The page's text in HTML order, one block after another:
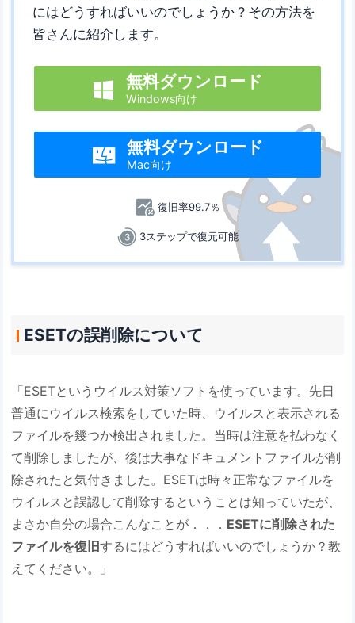
にはどうすればいいのでしょうか？その方法を
皆さんに紹介します。
 無料ダウンロード
Windows向け
 無料ダウンロード
Mac向け
復旧率99.7％
3ステップで復元可能
ESETの誤削除について
「ESETというウイルス対策ソフトを使っています。先日
普通にウイルス検索をしていた時、ウイルスと表示される
ファイルを幾つか検出されました。当時は注意を払わなく
て削除しましたが、後は大事なドキュメントファイルが削
除されたと気付きました。ESETは時々正常なファイルを
ウイルスと誤認して削除するということは知っていたが、
まさか自分の場合こんなことが．．． ESETに削除された
ファイルを復旧するにはどうすればいいのでしょうか？教
えてください。」